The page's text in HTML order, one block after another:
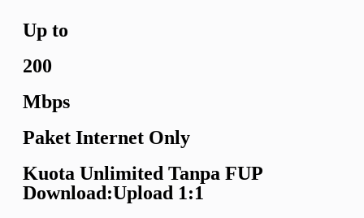
Up to
200
Mbps
Paket Internet Only
Kuota Unlimited Tanpa FUP
Download:Upload 1:1